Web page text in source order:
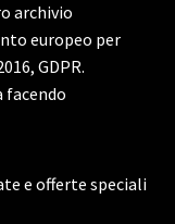
archivio
europeo per
GDPR.
facendo
e offerte speciali